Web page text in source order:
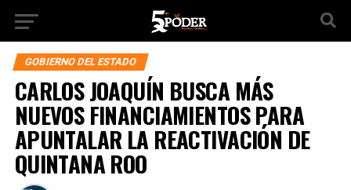
GOBIERNO DEL ESTADO
CARLOS JOAQUÍN BUSCA MÁS
NUEVOS FINANCIAMIENTOS PARA
APUNTALAR LA REACTIVACIÓN DE
QUINTANA ROO